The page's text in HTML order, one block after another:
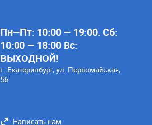
Пн—Пт: 10:00 — 19:00. Сб:
10:00 — 18:00 Вс:
ВЫХОДНОЙ!
г. Екатеринбург, ул. Первомайская,
56
Написать нам